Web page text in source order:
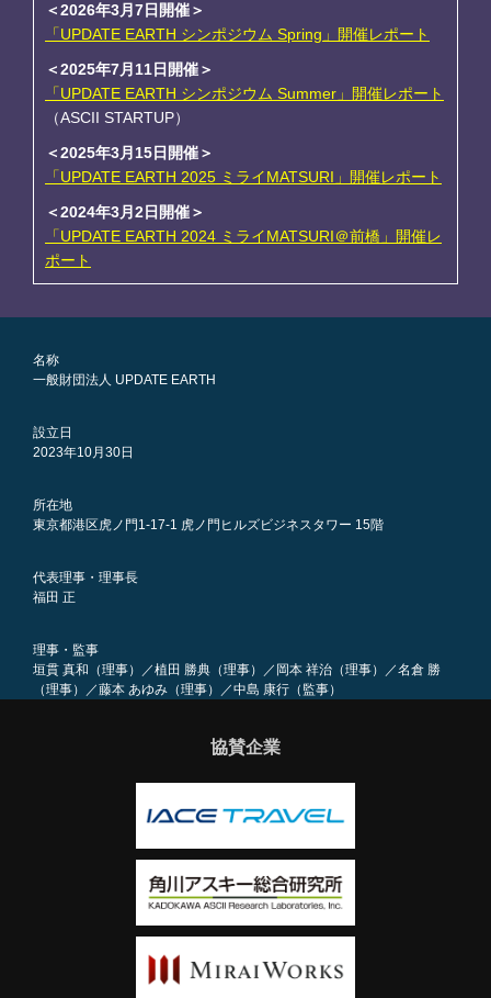
＜2026年3月7日開催＞
「UPDATE EARTH シンポジウム Spring」開催レポート
＜2025年7月11日開催＞
「UPDATE EARTH シンポジウム Summer」開催レポート
（ASCII STARTUP）
＜2025年3月15日開催＞
「UPDATE EARTH 2025 ミライMATSURI」開催レポート
＜2024年3月2日開催＞
「UPDATE EARTH 2024 ミライMATSURI＠前橋」開催レ
ポート
名称
一般財団法人 UPDATE EARTH
設立日
2023年10月30日
所在地
東京都港区虎ノ門1-17-1 虎ノ門ヒルズビジネスタワー 15階
代表理事・理事長
福田 正
理事・監事
垣貫 真和（理事）／植田 勝典（理事）／岡本 祥治（理事）／名倉 勝
（理事）／藤本 あゆみ（理事）／中島 康行（監事）
協賛企業